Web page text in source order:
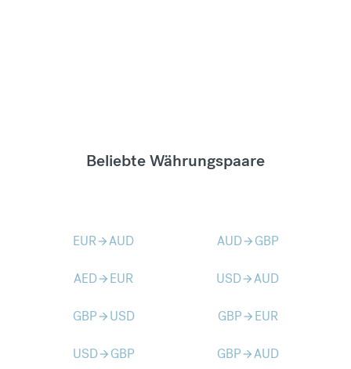
Beliebte Währungspaare
EURarrow_forwardAUD AUDarrow_forward GBP
AEDarrow_forward EUR USDarrow_forwardAUD
GBParrow_forward USD GBParrow_forward EUR
USDarrow_forward GBP GBParrow_forwardAUD